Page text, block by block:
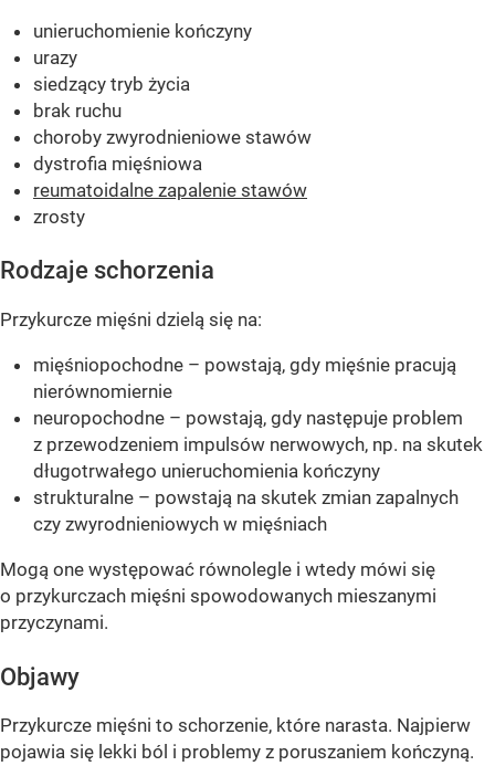
unieruchomienie kończyny
urazy
siedzący tryb życia
brak ruchu
choroby zwyrodnieniowe stawów
dystrofia mięśniowa
reumatoidalne zapalenie stawów
zrosty
Rodzaje schorzenia
Przykurcze mięśni dzielą się na:
mięśniopochodne – powstają, gdy mięśnie pracują
nierównomiernie
neuropochodne – powstają, gdy następuje problem
z przewodzeniem impulsów nerwowych, np. na skutek
długotrwałego unieruchomienia kończyny
strukturalne – powstają na skutek zmian zapalnych
czy zwyrodnieniowych w mięśniach
Mogą one występować równolegle i wtedy mówi się
o przykurczach mięśni spowodowanych mieszanymi
przyczynami.
Objawy
Przykurcze mięśni to schorzenie, które narasta. Najpierw
pojawia się lekki ból i problemy z poruszaniem kończyną.